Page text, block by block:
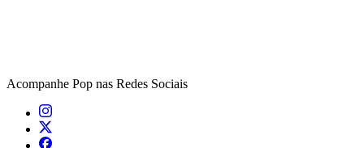
Acompanhe Pop nas Redes Sociais